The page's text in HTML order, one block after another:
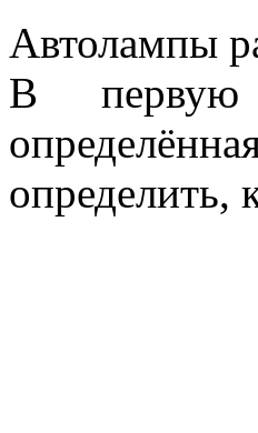
Автолампы
В первую
определить,